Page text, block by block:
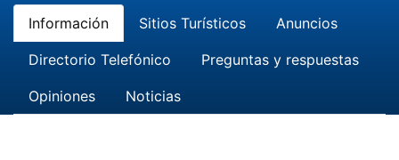
Información Sitios Turísticos Anuncios
Directorio Telefónico Preguntas y respuestas
Opiniones Noticias